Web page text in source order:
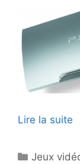
Lire la suite
Jeux